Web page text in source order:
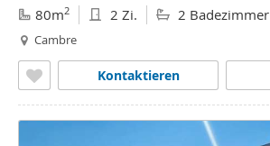
80m2 2 Zi. 2 Badezimmer
Cambre
Kontaktieren